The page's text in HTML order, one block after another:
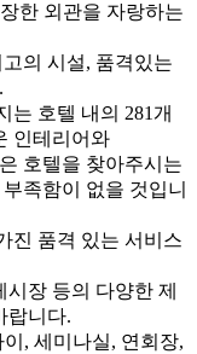
한 외관을 자랑하는
의 시설, 품격있는
는 호텔 내의 281개
인테리어와
호텔을 찾아주시는
족함이 없을 것입니
진 품격 있는 서비스
장 등의 다양한 제
랍니다.
, 세미나실, 연회장,